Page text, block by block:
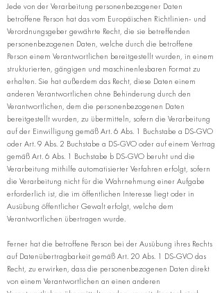
Jede von der Verarbeitung personenbezogener Daten
betroffene Person hat das vom Europäischen Richtlinien- und
Verordnungsgeber gewährte Recht, die sie betreffenden
personenbezogenen Daten, welche durch die betroffene
Person einem Verantwortlichen bereitgestellt wurden, in einem
strukturierten, gängigen und maschinenlesbaren Format zu
erhalten. Sie hat außerdem das Recht, diese Daten einem
anderen Verantwortlichen ohne Behinderung durch den
Verantwortlichen, dem die personenbezogenen Daten
bereitgestellt wurden, zu übermitteln, sofern die Verarbeitung
auf der Einwilligung gemäß Art. 6 Abs. 1 Buchstabe a DS-GVO
oder Art. 9 Abs. 2 Buchstabe a DS-GVO oder auf einem Vertrag
gemäß Art. 6 Abs. 1 Buchstabe b DS-GVO beruht und die
Verarbeitung mithilfe automatisierter Verfahren erfolgt, sofern
die Verarbeitung nicht für die Wahrnehmung einer Aufgabe
erforderlich ist, die im öffentlichen Interesse liegt oder in
Ausübung öffentlicher Gewalt erfolgt, welche dem
Verantwortlichen übertragen wurde.
Ferner hat die betroffene Person bei der Ausübung ihres Rechts
auf Datenübertragbarkeit gemäß Art. 20 Abs. 1 DS-GVO das
Recht, zu erwirken, dass die personenbezogenen Daten direkt
von einem Verantwortlichen an einen anderen